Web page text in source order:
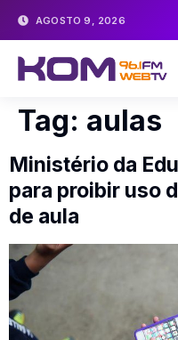
AGOSTO 9, 2026
Tag: aulas
Ministério da
para proibir uso
de aula